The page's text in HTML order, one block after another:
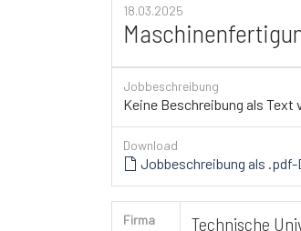
18.03.2025
Jobbeschreibung
Keine Beschreibung als Text
Download
Jobbeschreibung als .pdf-
Firma
Technische